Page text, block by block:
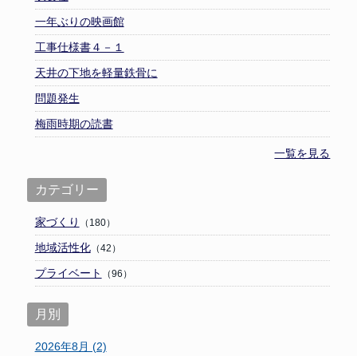
一年ぶりの映画館
工事仕様書４－１
天井の下地を軽量鉄骨に
問題発生
梅雨時期の読書
一覧を見る
カテゴリー
家づくり （180）
地域活性化（42）
プライベート （96）
月別
2026年8月 (2)